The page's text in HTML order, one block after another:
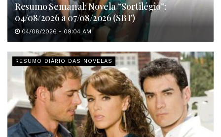
Resumo Semanal: Novela “Sortilégio”:
04/08/2026 a 07/08/2026 (SBT)
04/08/2026 - 09:04 AM
RESUMO DIÁRIO DAS NOVELAS